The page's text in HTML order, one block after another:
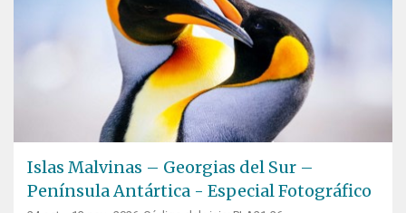
Islas Malvinas – Georgias del Sur –
Península Antártica - Especial Fotográfico